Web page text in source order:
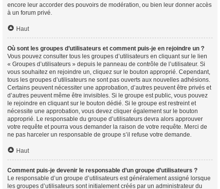
encore leur accorder des pouvoirs de modération, ou bien leur donner accès
à un forum privé.
Haut
Où sont les groupes d’utilisateurs et comment puis-je en rejoindre un ?
Vous pouvez consulter tous les groupes d’utilisateurs en cliquant sur le lien
« Groupes d’utilisateurs » depuis le panneau de contrôle de l’utilisateur. Si
vous souhaitez en rejoindre un, cliquez sur le bouton approprié. Cependant,
tous les groupes d’utilisateurs ne sont pas ouverts aux nouvelles adhésions.
Certains peuvent nécessiter une approbation, d’autres peuvent être privés et
d’autres peuvent même être invisibles. Si le groupe est public, vous pouvez
le rejoindre en cliquant sur le bouton dédié. Si le groupe est restreint et
nécessite une approbation, vous devez cliquer également sur le bouton
approprié. Le responsable du groupe d’utilisateurs devra alors approuver
votre requête et pourra vous demander la raison de votre requête. Merci de
ne pas harceler un responsable de groupe s’il refuse votre demande.
Haut
Comment puis-je devenir le responsable d’un groupe d’utilisateurs ?
Le responsable d’un groupe d’utilisateurs est généralement assigné lorsque
les groupes d’utilisateurs sont initialement créés par un administrateur du